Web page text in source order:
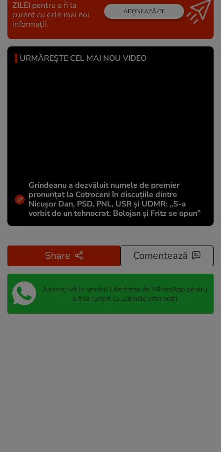
ZILEI pentru a fi la
curent cu cele mai noi
informații.
ABONEAZĂ-TE
URMĂREȘTE CEL MAI NOU VIDEO
Grindeanu a dezvăluit numele de premier
pronunțat la Cotroceni în discuțiile dintre
Nicușor Dan, PSD, PNL, USR și UDMR: „S-a
vorbit de un tehnocrat. Bolojan și Fritz se opun”
Share Comentează
Abonați-vă la canalul Libertatea de WhatsApp pentru
a fi la curent cu ultimele informații